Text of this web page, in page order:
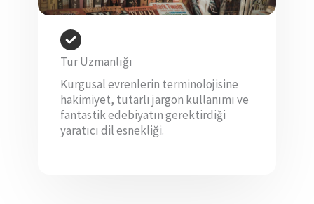
Tür Uzmanlığı
Kurgusal evrenlerin terminolojisine
hakimiyet, tutarlı jargon kullanımı ve
fantastik edebiyatın gerektirdiği
yaratıcı dil esnekliği.